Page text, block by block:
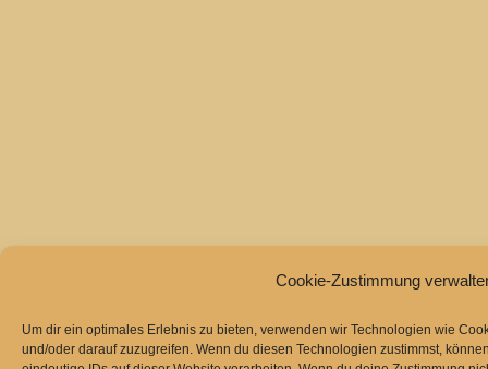
Cookie-Zustimmung
Um dir ein optimales Erlebnis zu bieten, verwenden wir Technologien wie
und/oder darauf zuzugreifen. Wenn du diesen Technologien zustimmst,